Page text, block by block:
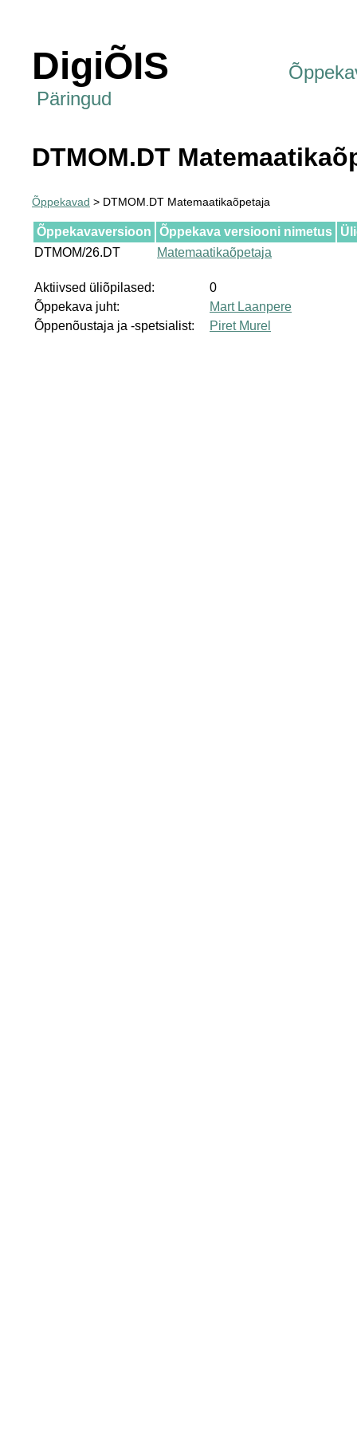
DigiÕIS
Päringud
DTMOM.DT
Õppekavad > DTMOM.DT Matemaatikaõpetaja
Õppekavaversioon Õppekava versiooni nimetus
DTMOM/26.DT
Matemaatikaõpetaja
Aktiivsed üliõpilased:
0
Õppekava juht:
Mart Laanpere
Õppenõustaja ja -spetsialist:
Piret Murel